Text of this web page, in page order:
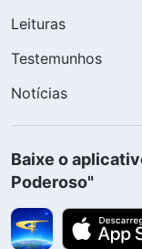
Leituras
Testemunhos
Notícias
Baixe o
Poderoso"